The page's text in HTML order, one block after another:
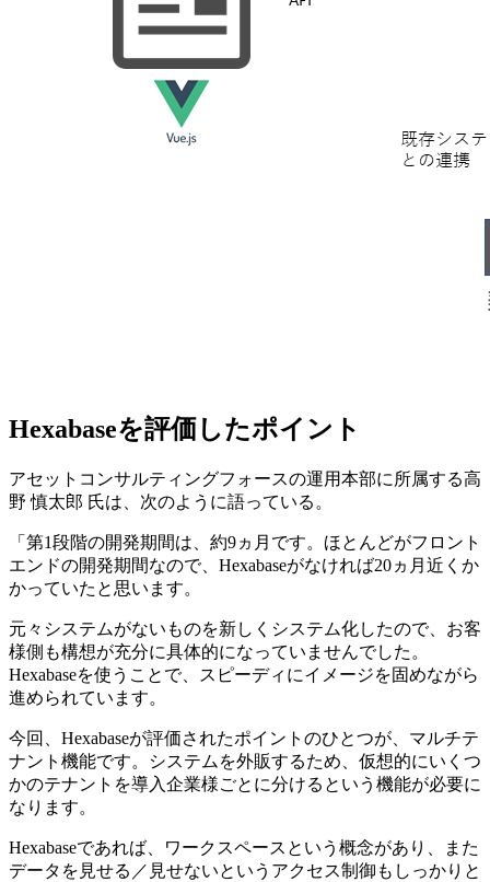
Hexabaseを評価したポイント
アセットコンサルティングフォースの運用本部に所属する高
野 慎太郎 氏は、次のように語っている。
「第1段階の開発期間は、約9ヵ月です。ほとんどがフロント
エンドの開発期間なので、Hexabaseがなければ20ヵ月近くか
かっていたと思います。
元々システムがないものを新しくシステム化したので、お客
様側も構想が充分に具体的になっていませんでした。
Hexabaseを使うことで、スピーディにイメージを固めながら
進められています。
今回、Hexabaseが評価されたポイントのひとつが、マルチテ
ナント機能です。システムを外販するため、仮想的にいくつ
かのテナントを導入企業様ごとに分けるという機能が必要に
なります。
Hexabaseであれば、ワークスペースという概念があり、また
データを見せる／見せないというアクセス制御もしっかりと